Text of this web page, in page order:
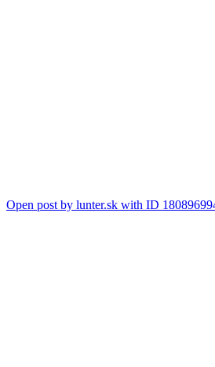
Open post by lunter.sk with ID